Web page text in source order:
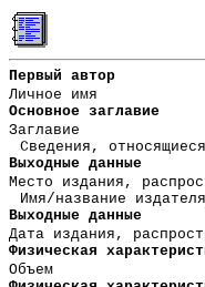
Первый автор
Личное имя
Основное заглавие
Заглавие
Сведения,
Выходные данные
Место издания,
Имя/название
Выходные данные
Дата издания,
Физическая
Объем